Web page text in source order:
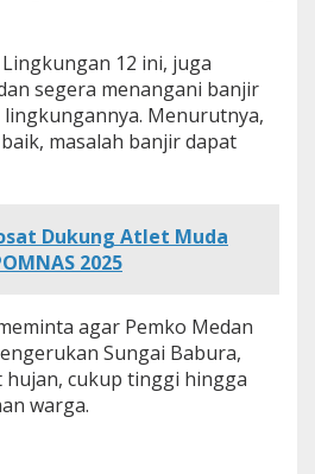
12 ini, juga
segera menangani banjir
Menurutnya,
masalah banjir dapat
Dukung Atlet Muda
2025
agar Pemko Medan
Sungai Babura,
hujan, cukup tinggi hingga
warga.